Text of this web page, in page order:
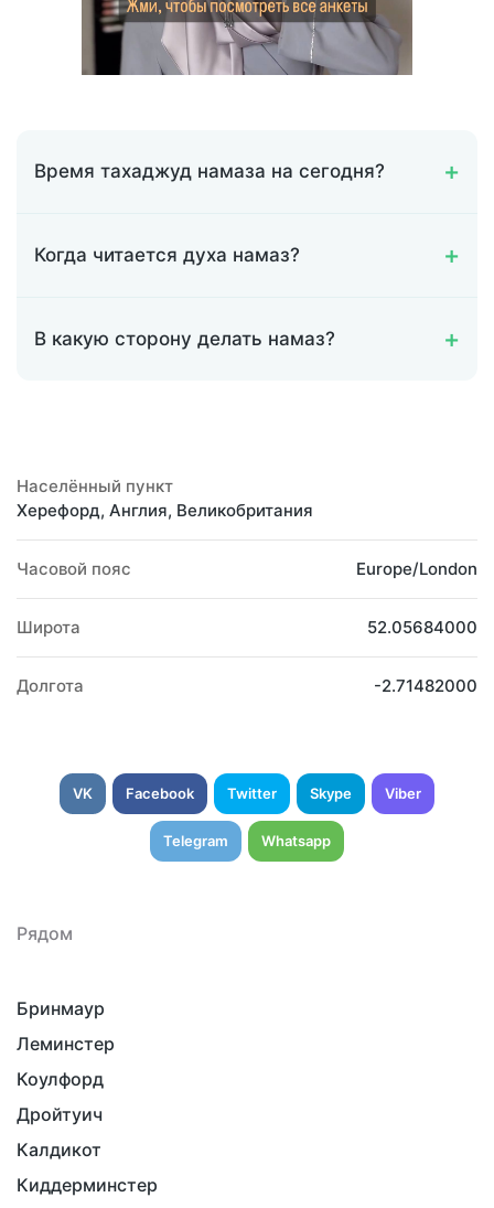
Время тахаджуд намаза на сегодня?
Когда читается духа намаз?
В какую сторону делать намаз?
Населённый пункт
Херефорд, Англия, Великобритания
Часовой пояс Europe/London
Широта 52.05684000
Долгота -2.71482000
VK Facebook Twitter Skype Viber
Telegram Whatsapp
Рядом
Бринмаур
Леминстер
Коулфорд
Дройтуич
Калдикот
Киддерминстер